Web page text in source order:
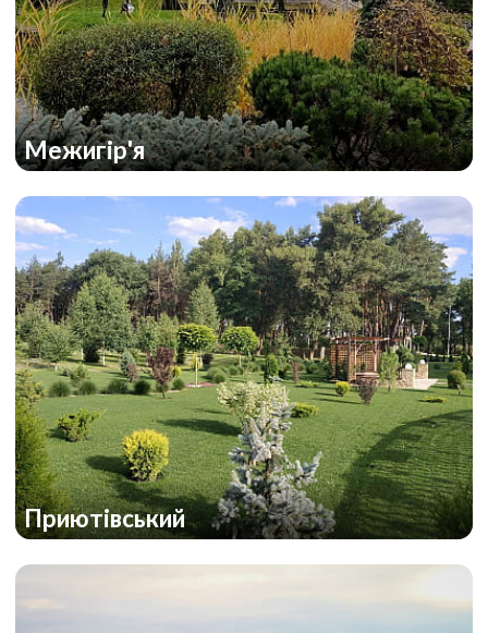
Межигір'я
Приютівський